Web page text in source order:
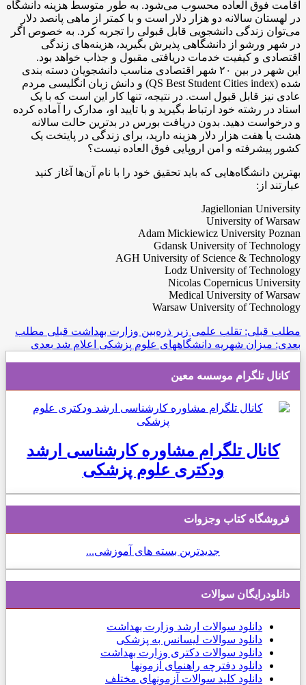
اقامت فوق العاده محسوب می‌شود. به طور متوسط هزینه دانشگاه
در لهستان سالانه دو هزار دلار است و با کمتر از ماهی پانصد دلار
می‌توان زندگی دانشجویی قابل قبولی را تجربه کرد. به خصوص اگر
در شهر ورشو از دانشگاهی پذیرش بگیرید، هزینه‌های زندگی
اقتصادی و کیفیت خدمات دریافتی مقبول و جذاب خواهد بود.
این شهر در بین ۲۰ شهر اقتصادی مناسب دانشجویان دسته بندی
شده (QS Best Student Cities index) و دانش زبان انگلیسی مردم
عادی نیز قابل قبول است. در نتیجه، تنها کار این است که با یک
استاد در رشته خود ارتباط بگیرید و با تایید او، مدارک را آماده کرده
و درخواست دهید. بدون دریافت بورس در بدترین حالت سالانه
هشت یا هفت هزار دلار هزینه دارید، برای زندگی در پایتخت یک
کشور پیشرفته و امن اروپایی فوق العاده نیست؟
بهترین دانشگاه‌هایی که باید تحقیق خود را با نام آن‌ها آغاز کنید
عبارتند از:
Jagiellonian University
University of Warsaw
Adam Mickiewicz University Poznan
Gdansk University of Technology
AGH University of Science & Technology
Lodz University of Technology
Nicolas Copernicus University
Medical University of Warsaw
Warsaw University of Technology
مطلب قبلی: تقلب علمی زیر ذره‌بین وزارت بهداشت قبلی مطلب
بعدی: میزان شهریه دانشگاههای علوم پزشکی اعلام شد بعدی
کانال تلگرام موسسه معین
کانال تلگرام مشاوره کارشناسی ارشد
ودکتری علوم پزشکی
فروشگاه کتاب وجزوات
جدیدترین بسته های آموزشی...
دانلودرایگان سوالات
دانلود سوالات ارشد وزارت بهداشت
دانلود سوالات لیسانس به پزشکی
دانلود سوالات دکتری وزارت بهداشت
دانلود دفترچه راهنمای آزمونها
دانلود کلید سوالات آزمونهای مختلف